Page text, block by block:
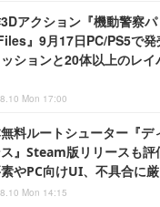
3Dアクション『機動警察
』9月17日PC/PS5で発
ションと20体以上のレイ
Mon 17:00
料ルートシューター『デ
』Steam版リリースも
やPC向けUI、不具合に
Mon 14:15